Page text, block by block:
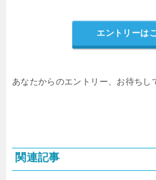
エントリーは
あなたからのエントリー、お待ちし
関連記事